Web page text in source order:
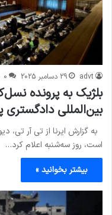
advt 29 دسامبر 2025 0
بلژیک به پرونده
بین‌المللی
به گزارش ایرنا از تی آر تی،
است، روز سه‌شنبه اعلام کرد…
بیشتر بخوانید »